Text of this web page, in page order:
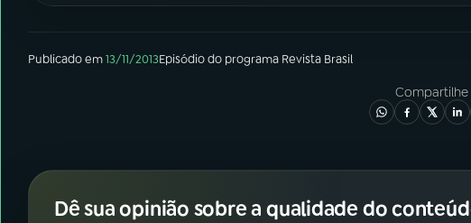
Publicado em13/11/2013Episódiodo programa Revista Brasil
Compartilhe
Dê sua opinião sobre a qualidade do